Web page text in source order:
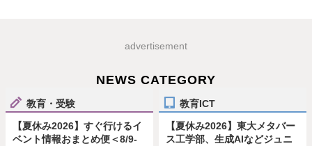
advertisement
NEWS CATEGORY
教育・受験
【夏休み2026】すぐ行けるイ
ベント情報おまとめ便＜8/9-
教育ICT
【夏休み2026】東大メタバー
ス工学部、生成AIなどジュニ